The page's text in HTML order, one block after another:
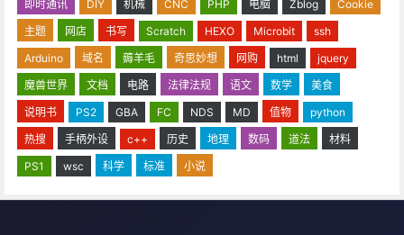
即时通讯
DIY 机械 CNC PHP 电脑 Zblog
Cookie
主题
网店 书写 Scratch HEXO Microbit
ssh
Arduino
域名 薅羊毛 奇思妙想 网购 html
jquery
魔兽世界
文档 电路 法律法规 语文 数学
美食
说明书
PS2 GBA FC NDS MD 值物
python
热搜
手柄外设 c++ 历史 地理 数码 道法
材料
PS1
wsc 科学 标准 小说